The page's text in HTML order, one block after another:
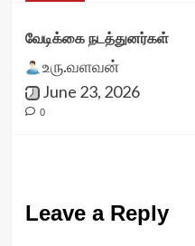
வேடிக்கை நடத்துனர்கள்
உரு.வளவன்
June 23, 2026
0
Leave a Reply